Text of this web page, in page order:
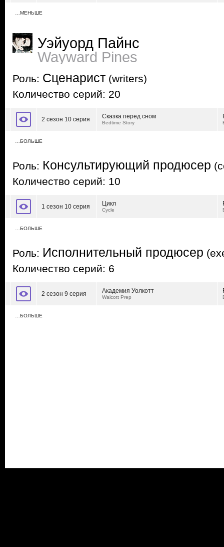
…МЕНЬШЕ
Уэйуорд Пайнс
Wayward Pines
Роль: Сценарист (writers)
Количество серий: 20
2 сезон 10 серия Сказка перед сном
Bedtime Story
…БОЛЬШЕ
Роль: Консультирующий продюсер
Количество серий: 10
1 сезон 10 серия Цикл
Cycle
…БОЛЬШЕ
Роль: Исполнительный продюсер
Количество серий: 6
2 сезон 9 серия Академия Уолкотт
Walcott Prep
…БОЛЬШЕ